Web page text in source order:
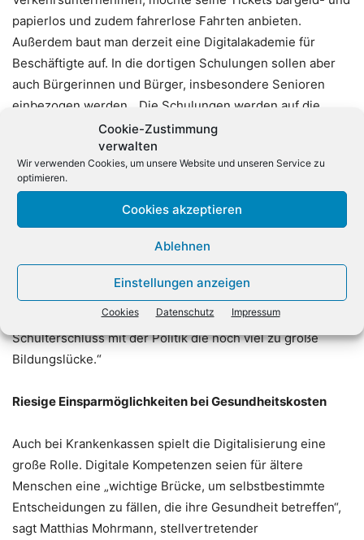
Cookie-Zustimmung
verwalten
Wir verwenden Cookies, um unsere Website und unseren Service zu
optimieren.
Cookies akzeptieren
Ablehnen
Einstellungen anzeigen
Cookies Datenschutz Impressum
papierlos und zudem fahrerlose Fahrten anbieten.
Außerdem baut man derzeit eine Digitalakademie für
Beschäftigte auf. In die dortigen Schulungen sollen aber
auch Bürgerinnen und Bürger, insbesondere Senioren
einbezogen werden. „Die Schulungen werden auf die
Bedürfnisse der älteren Generation zugeschnitten und
zielen darauf ab, Barrieren und Ängste im Umgang mit
digitalen Anwendungen abzubauen“, erklärt
Vorstandssprecherin Annette Grabbe.
Auch die GRÜN-IT Group möchte ältere Menschen gezielt
an digitale Technologien heranführen und hat dafür einen
„Senioren IT Club“ in Aachen gegründet. Chef Oliver Grün
spielt laut eigener Aussage auch mit dem Gedanken,
diesen bundesweit auszurollen. „So schließen wir im
Schulterschluss mit der Politik die noch viel zu große
Bildungslücke.“
Riesige Einsparmöglichkeiten bei Gesundheitskosten
Auch bei Krankenkassen spielt die Digitalisierung eine
große Rolle. Digitale Kompetenzen seien für ältere
Menschen eine „wichtige Brücke, um selbstbestimmte
Entscheidungen zu fällen, die ihre Gesundheit betreffen“,
sagt Matthias Mohrmann, stellvertretender